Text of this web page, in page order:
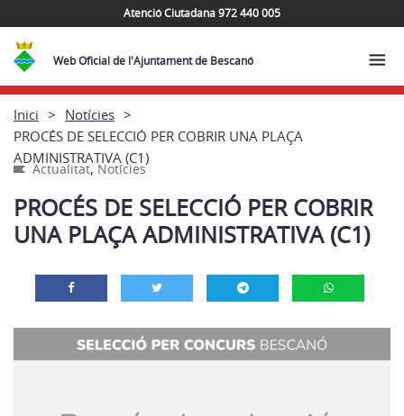
Atenció Ciutadana 972 440 005
Web Oficial de l'Ajuntament de Bescanó
Inici
Notícies
PROCÉS DE SELECCIÓ PER COBRIR UNA PLAÇA
ADMINISTRATIVA (C1)
Actualitat,Notícies
PROCÉS DE SELECCIÓ PER COBRIR
UNA PLAÇA ADMINISTRATIVA (C1)